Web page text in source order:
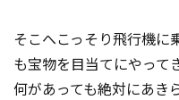
そこへこっそり飛行機に
も宝物を目当てにやって
何があっても絶対にあき